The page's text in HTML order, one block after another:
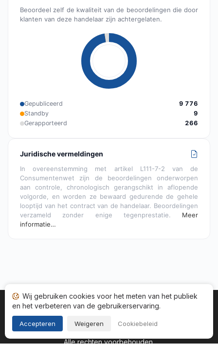
Beoordeel zelf de kwaliteit van de beoordelingen die door
klanten van deze handelaar zijn achtergelaten.
Gepubliceerd
9 776
Standby
9
Gerapporteerd
266
Juridische vermeldingen
In overeenstemming met artikel L111-7-2 van de
Consumentenwet zijn de beoordelingen onderworpen
aan controle, chronologisch gerangschikt in aflopende
volgorde, en worden ze bewaard gedurende de gehele
looptijd van het contract van de handelaar. Beoordelingen
verzameld zonder enige tegenprestatie. Meer
informatie…
Startpagina Status adviezen
Categorieën
Algemene
Copyright © 2026
Alle rechten voorbehouden.
Wij gebruiken cookies voor het meten van het publiek
en het verbeteren van de gebruikerservaring.
Accepteren Weigeren Cookiebeleid